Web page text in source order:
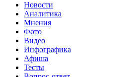
Новости
Аналитика
Мнения
Фото
Видео
Инфографика
Афиша
Тесты